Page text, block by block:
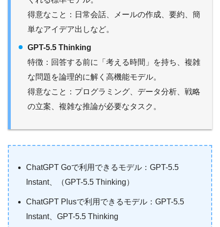
得意なこと：日常会話、メールの作成、要約、簡
単なアイデア出しなど。
GPT-5.5 Thinking
特徴：回答する前に「考える時間」を持ち、複雑
な問題を論理的に解く高機能モデル。
得意なこと：プログラミング、データ分析、戦略
の立案、複雑な推論が必要なタスク。
ChatGPT Goで利用できるモデル：GPT-5.5
Instant、（GPT-5.5 Thinking）
ChatGPT Plusで利用できるモデル：GPT-5.5
Instant、GPT-5.5 Thinking